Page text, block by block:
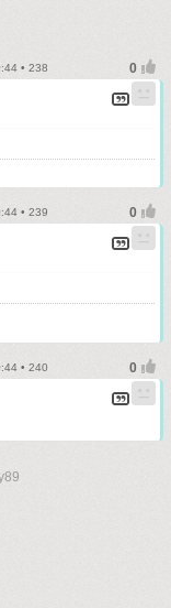
• 238
• 239
• 240